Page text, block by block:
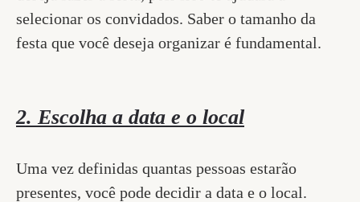
selecionar os convidados. Saber o tamanho da
festa que você deseja organizar é fundamental.
2. Escolha a data e o local
Uma vez definidas quantas pessoas estarão
presentes, você pode decidir a data e o local.